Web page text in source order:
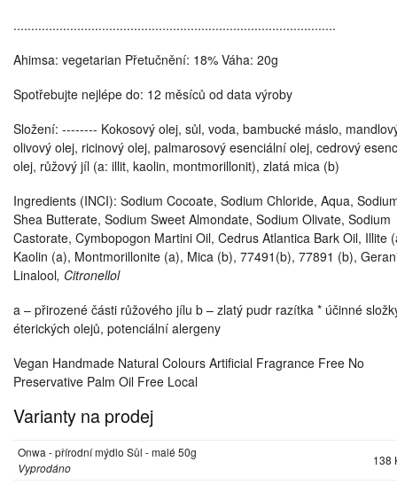
...........................................................................................
Ahimsa: vegetarian Přetučnění: 18% Váha: 20g
Spotřebujte nejlépe do: 12 měsíců od data výroby
Složení: -------- Kokosový olej, sůl, voda, bambucké máslo,
olivový olej, ricinový olej, palmarosový esenciální olej, cedrový
olej, růžový jíl (a: illit, kaolin, montmorillonit), zlatá mica (b)
Ingredients (INCI): Sodium Cocoate, Sodium Chloride, Aqua,
Shea Butterate, Sodium Sweet Almondate, Sodium Olivate, Sodium
Castorate, Cymbopogon Martini Oil, Cedrus Atlantica Bark Oil, Illite
Kaolin (a), Montmorillonite (a), Mica (b), 77491(b), 77891 (b),
Linalool, Citronellol
a – přirozené části růžového jílu b – zlatý pudr razítka * účinné
éterických olejů, potenciální alergeny
Vegan Handmade Natural Colours Artificial Fragrance Free No
Preservative Palm Oil Free Local
Varianty na prodej
Onwa - přírodní mýdlo Sůl - malé 50g
Vyprodáno
138